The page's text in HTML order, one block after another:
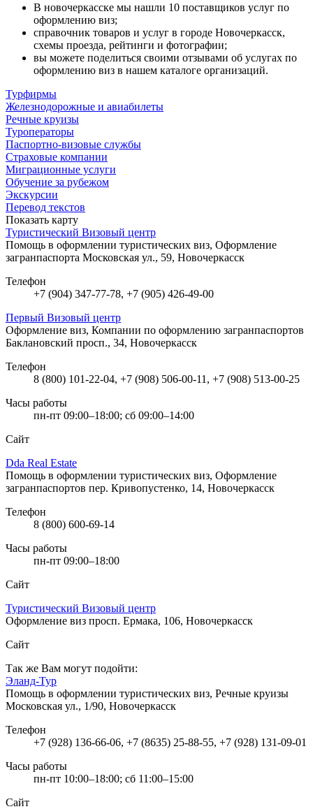
В новочеркасске мы нашли 10 поставщиков услуг по
оформлению виз;
справочник товаров и услуг в городе Новочеркасск,
схемы проезда, рейтинги и фотографии;
вы можете поделиться своими отзывами об услугах по
оформлению виз в нашем каталоге организаций.
Турфирмы
Железнодорожные и авиабилеты
Речные круизы
Туроператоры
Паспортно-визовые службы
Страховые компании
Миграционные услуги
Обучение за рубежом
Экскурсии
Перевод текстов
Показать карту
Туристический Визовый центр
Помощь в оформлении туристических виз, Оформление
загранпаспорта Московская ул., 59, Новочеркасск
Телефон
+7 (904) 347-77-78, +7 (905) 426-49-00
Первый Визовый центр
Оформление виз, Компании по оформлению загранпаспортов
Баклановский просп., 34, Новочеркасск
Телефон
8 (800) 101-22-04, +7 (908) 506-00-11, +7 (908) 513-00-25
Часы работы
пн-пт 09:00–18:00; сб 09:00–14:00
Сайт
Dda Real Estate
Помощь в оформлении туристических виз, Оформление
загранпаспортов пер. Кривопустенко, 14, Новочеркасск
Телефон
8 (800) 600-69-14
Часы работы
пн-пт 09:00–18:00
Сайт
Туристический Визовый центр
Оформление виз просп. Ермака, 106, Новочеркасск
Сайт
Так же Вам могут подойти:
Эланд-Тур
Помощь в оформлении туристических виз, Речные круизы
Московская ул., 1/90, Новочеркасск
Телефон
+7 (928) 136-66-06, +7 (8635) 25-88-55, +7 (928) 131-09-01
Часы работы
пн-пт 10:00–18:00; сб 11:00–15:00
Сайт